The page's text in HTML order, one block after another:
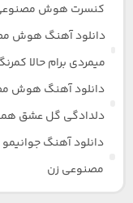
کنسرت هوش
دانلود آهنگ هوش
میمردی برام حالا
دانلود آهنگ هوش
دلدادگی گل عشق
دانلود آهنگ
مصنوعی زن